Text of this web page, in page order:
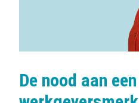
De nood aan een